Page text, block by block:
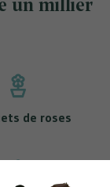
un millier
de roses